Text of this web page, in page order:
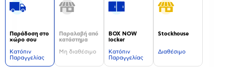
Παράδοση στο
χώρο σου
Kατόπιν
Παραγγελίας
Παραλαβή από
κατάστημα
Μη διαθέσιμο
BOX NOW
locker
Kατόπιν
Παραγγελίας
Stockhouse
Διαθέσιμο